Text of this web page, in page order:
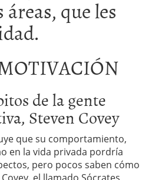
que les
de la gente
Steven Covey
que su comportamiento,
en la vida privada pordría
pero pocos saben cómo